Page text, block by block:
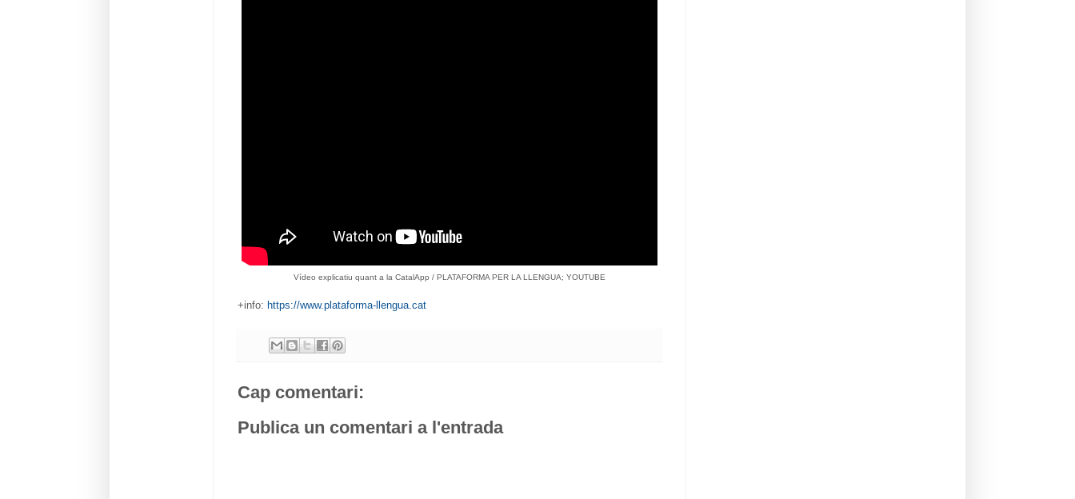
Vídeo explicatiu quant a la CatalApp / PLATAFORMA PER LA LLENGUA; YOUTUBE
+info: https://www.plataforma-llengua.cat
Cap comentari:
Publica un comentari a l'entrada